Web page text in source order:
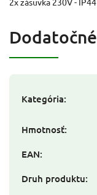
Kategória:
Hmotnosť:
EAN:
Druh produktu: